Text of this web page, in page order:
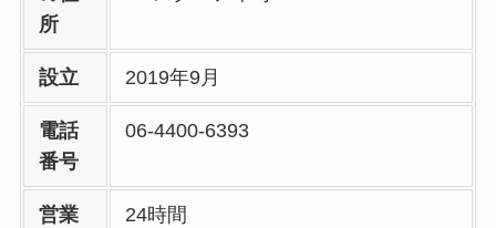
所
設立 2019年9月
電話
番号
06-4400-6393
営業
24時間